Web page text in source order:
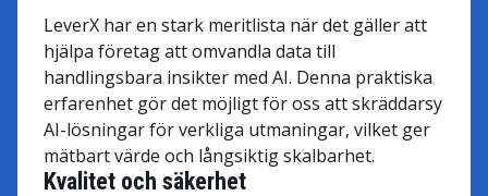
LeverX har en stark meritlista när det gäller att
hjälpa företag att omvandla data till
handlingsbara insikter med AI. Denna praktiska
erfarenhet gör det möjligt för oss att skräddarsy
AI-lösningar för verkliga utmaningar, vilket ger
mätbart värde och långsiktig skalbarhet.
Kvalitet och säkerhet